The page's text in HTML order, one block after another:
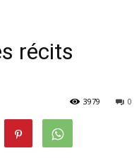
récits
0
3979